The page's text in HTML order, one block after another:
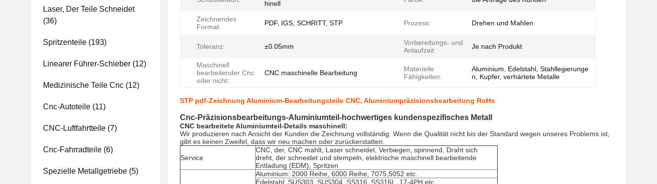
Laser, Der Teile Schneidet
(36)
Spritzenteile (193)
Linearer Führer-Schieber (12)
Medizinische Teile Cnc (12)
Cnc-Autoteile (11)
CNC-Luftfahrtteile (7)
Cnc-Fahrradteile (6)
Spezielle Metallgetriebe (5)
hinell
Zeichnendes
Format:
PDF, IGS, SCHRITT, STP Prozess: Drehen und Mahlen
Toleranz: ±0.05mm
Vorbereitungs- und
Anlaufzeit:
Je nach Produkt
Maschinell
bearbeitender Cnc
oder nicht:
CNC maschinelle Bearbeitung
Materielle
Fähigkeiten:
Aluminium, Edelstahl, Stahllegierunge
n, Kupfer, verhärtete Metalle
STP pdf-Zeichnung Aluminium-Bearbeitungsteile CNC, Aluminiumpräzisionsbearbeitung RoHs
Cnc-Präzisionsbearbeitungs-Aluminiumteil-hochwertiges kundenspezifisches Metall
CNC bearbeitete Aluminiumteil-Details maschinell:
Wir produzieren nach Ansicht der Kunden die Zeichnung vollständig. Wenn die Qualität nicht bis der Standard wegen unseres Problems ist,
gibt es keinen Zweifel, dass wir neu machen oder zurückerstatten.
Service
CNC, der, CNC mahlt, Laser schneidet, Verbiegen, spinnend, Draht sich
dreht, der schneidet und stempeln, elektrische maschinell bearbeitende
Entladung (EDM), Spritzen
Aluminium: 2000 Reihe, 6000 Reihe, 7075,5052 etc.
Edelstahl: SUS303, SUS304, SS316, SS316L, 17-4PH etc.